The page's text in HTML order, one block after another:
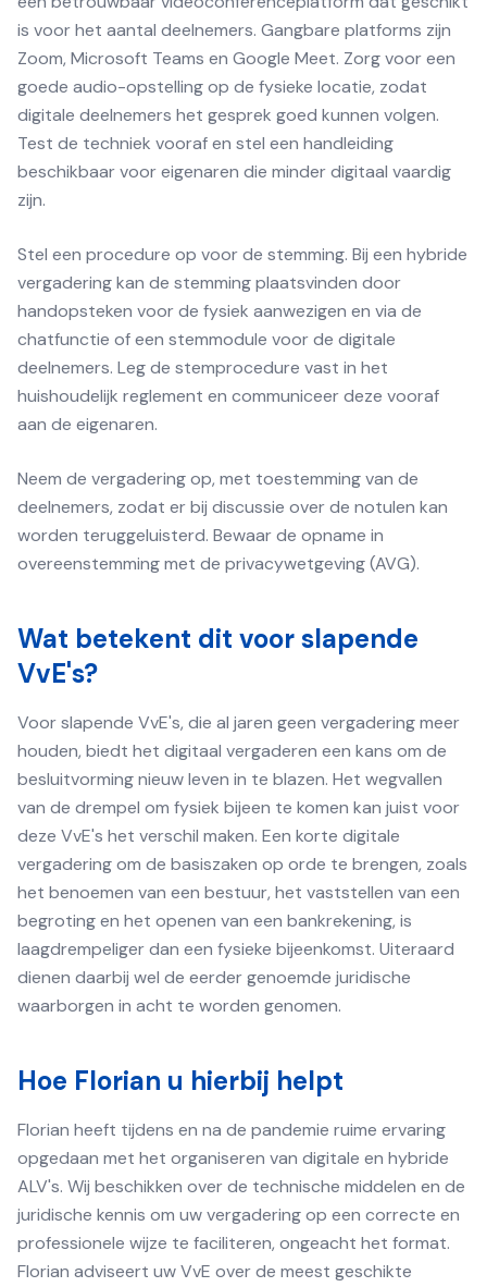
is voor het aantal deelnemers. Gangbare platforms zijn
Zoom, Microsoft Teams en Google Meet. Zorg voor een
goede audio-opstelling op de fysieke locatie, zodat
digitale deelnemers het gesprek goed kunnen volgen.
Test de techniek vooraf en stel een handleiding
beschikbaar voor eigenaren die minder digitaal vaardig
zijn.
Stel een procedure op voor de stemming. Bij een hybride
vergadering kan de stemming plaatsvinden door
handopsteken voor de fysiek aanwezigen en via de
chatfunctie of een stemmodule voor de digitale
deelnemers. Leg de stemprocedure vast in het
huishoudelijk reglement en communiceer deze vooraf
aan de eigenaren.
Neem de vergadering op, met toestemming van de
deelnemers, zodat er bij discussie over de notulen kan
worden teruggeluisterd. Bewaar de opname in
overeenstemming met de privacywetgeving (AVG).
Wat betekent dit voor slapende
VvE's?
Voor slapende VvE's, die al jaren geen vergadering meer
houden, biedt het digitaal vergaderen een kans om de
besluitvorming nieuw leven in te blazen. Het wegvallen
van de drempel om fysiek bijeen te komen kan juist voor
deze VvE's het verschil maken. Een korte digitale
vergadering om de basiszaken op orde te brengen, zoals
het benoemen van een bestuur, het vaststellen van een
begroting en het openen van een bankrekening, is
laagdrempeliger dan een fysieke bijeenkomst. Uiteraard
dienen daarbij wel de eerder genoemde juridische
waarborgen in acht te worden genomen.
Hoe Florian u hierbij helpt
Florian heeft tijdens en na de pandemie ruime ervaring
opgedaan met het organiseren van digitale en hybride
ALV's. Wij beschikken over de technische middelen en de
juridische kennis om uw vergadering op een correcte en
professionele wijze te faciliteren, ongeacht het format.
Florian adviseert uw VvE over de meest geschikte